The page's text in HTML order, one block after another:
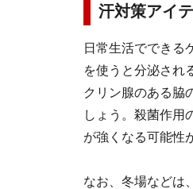
汗対策アイ
日常生活でできる
を使うと分泌され
クリン腺のある脇
しょう。殺菌作用
が強くなる可能性
なお、冬場などは